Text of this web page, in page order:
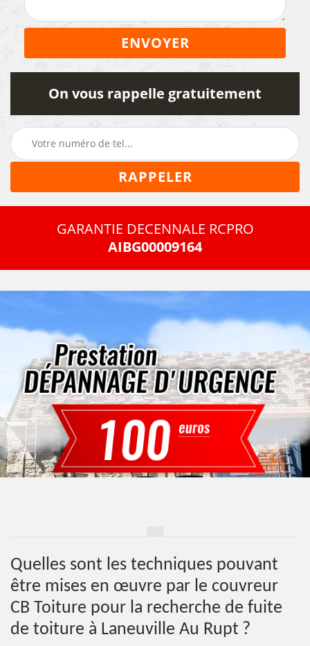
On vous rappelle gratuitement
GARANTIE DECENNALE RCPRO
AIBG00009164
Quelles sont les techniques pouvant
être mises en œuvre par le couvreur
CB Toiture pour la recherche de fuite
de toiture à Laneuville Au Rupt ?